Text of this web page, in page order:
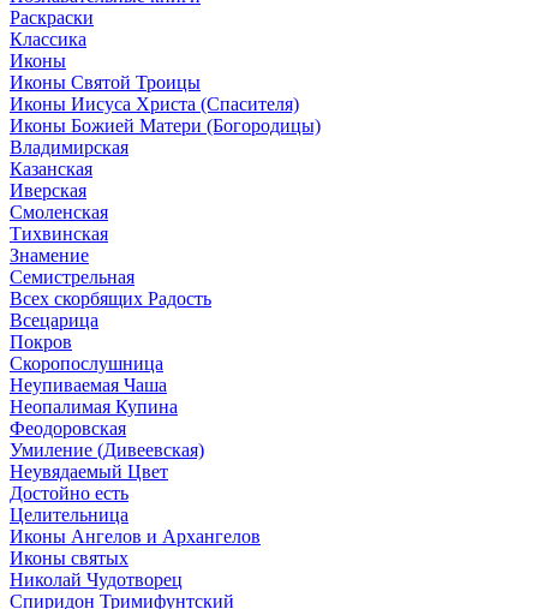
Раскраски
Классика
Иконы
Иконы Святой Троицы
Иконы Иисуса Христа (Спасителя)
Иконы Божией Матери (Богородицы)
Владимирская
Казанская
Иверская
Смоленская
Тихвинская
Знамение
Семистрельная
Всех скорбящих Радость
Всецарица
Покров
Скоропослушница
Неупиваемая Чаша
Неопалимая Купина
Феодоровская
Умиление (Дивеевская)
Неувядаемый Цвет
Достойно есть
Целительница
Иконы Ангелов и Архангелов
Иконы святых
Николай Чудотворец
Спиридон Тримифунтский